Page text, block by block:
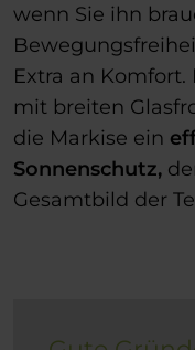
wenn Sie ihn
Extra an Komfort.
mit breiten
die Markise ein
Sonnenschutz,
Gesamtbild der